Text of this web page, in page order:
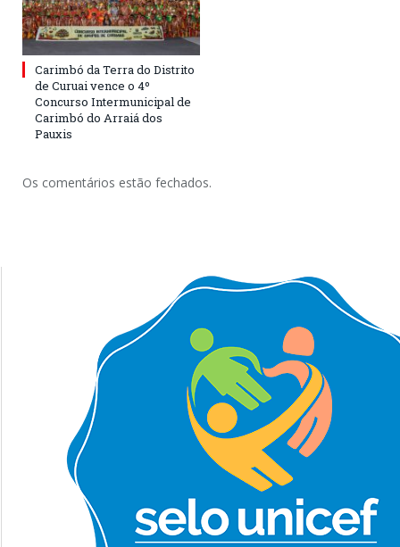
Carimbó da Terra do Distrito
de Curuai vence o 4º
Concurso Intermunicipal de
Carimbó do Arraiá dos
Pauxis
Os comentários estão fechados.